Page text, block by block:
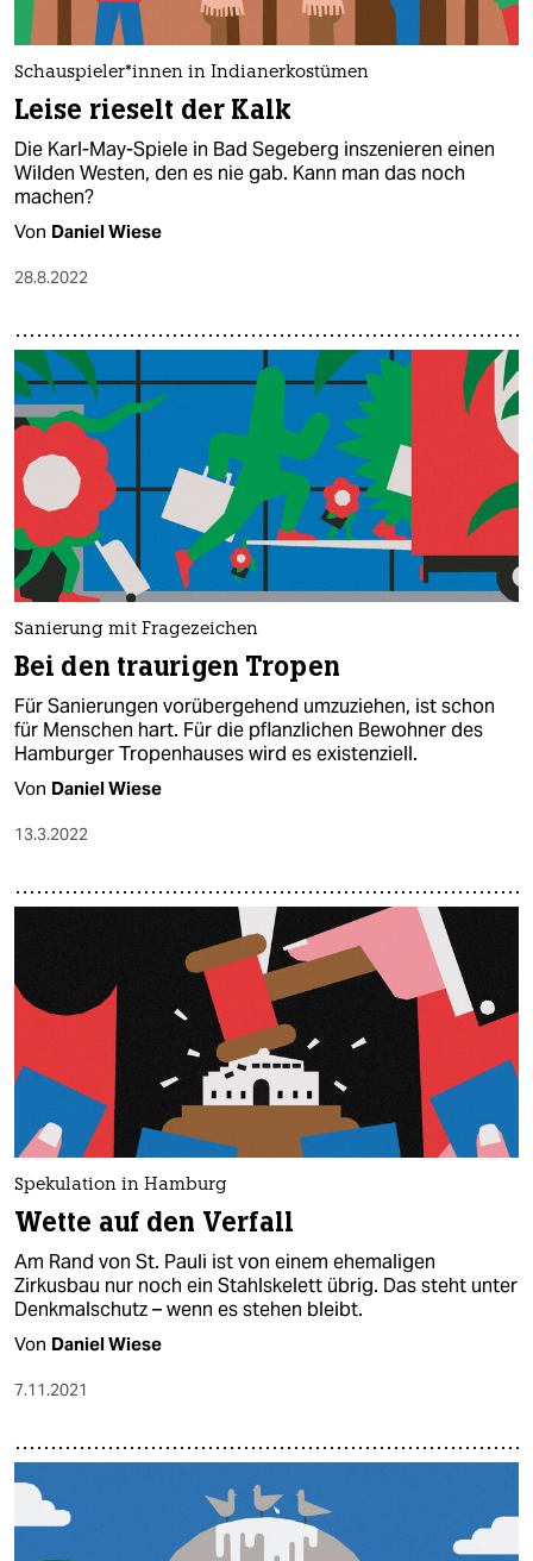
Schau­spie­le­r*in­nen in Indianerkostümen
Leise rieselt der Kalk
Die Karl-May-Spiele in Bad Segeberg inszenieren einen
Wilden Westen, den es nie gab. Kann man das noch
machen?
Von Daniel Wiese
28.8.2022
Sanierung mit Fragezeichen
Bei den traurigen Tropen
Für Sanierungen vorübergehend umzuziehen, ist schon
für Menschen hart. Für die pflanzlichen Bewohner des
Hamburger Tropenhauses wird es existenziell.
Von Daniel Wiese
13.3.2022
Spekulation in Hamburg
Wette auf den Verfall
Am Rand von St. Pauli ist von einem ehemaligen
Zirkusbau nur noch ein Stahlskelett übrig. Das steht unter
Denkmalschutz – wenn es stehen bleibt.
Von Daniel Wiese
7.11.2021